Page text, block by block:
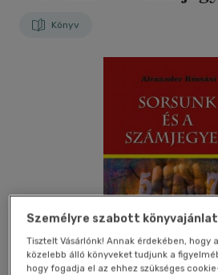
Könyv
Személyre szabott
Tisztelt Vásárlónk! Annak érdekében, hogy
közelebb álló könyveket tudjunk a
hogy fogadja el az ehhez szükséges